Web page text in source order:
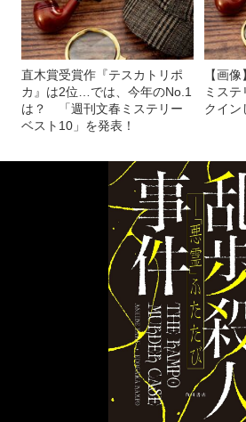
直木賞受賞作『テスカトリポ
カ』は2位…では、今年のNo.1
は？ 「週刊文春ミステリー
ベスト10」を発表！
【画
ミス
クイン